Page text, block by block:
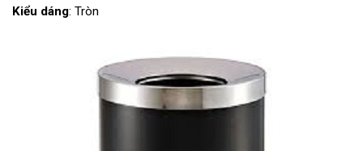
Kiểu dáng: Tròn